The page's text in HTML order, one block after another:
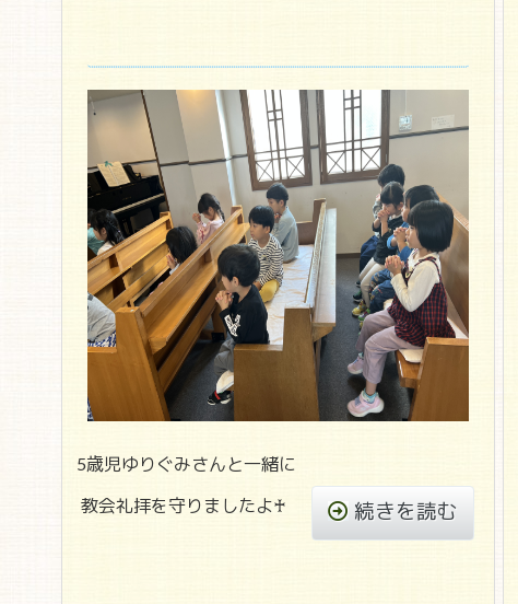
5歳児ゆりぐみさんと一緒に
教会礼拝を守りましたよ♰ 続きを読む